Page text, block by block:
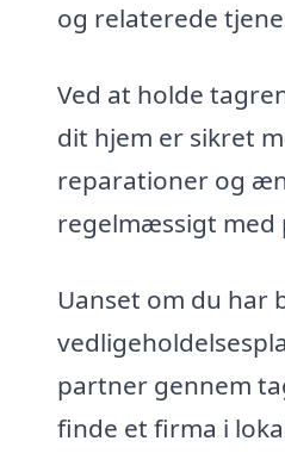
og relaterede
Ved at holde
dit hjem er sikret
reparationer og
regelmæssigt
Uanset om du har
partner gennem
finde et firma i